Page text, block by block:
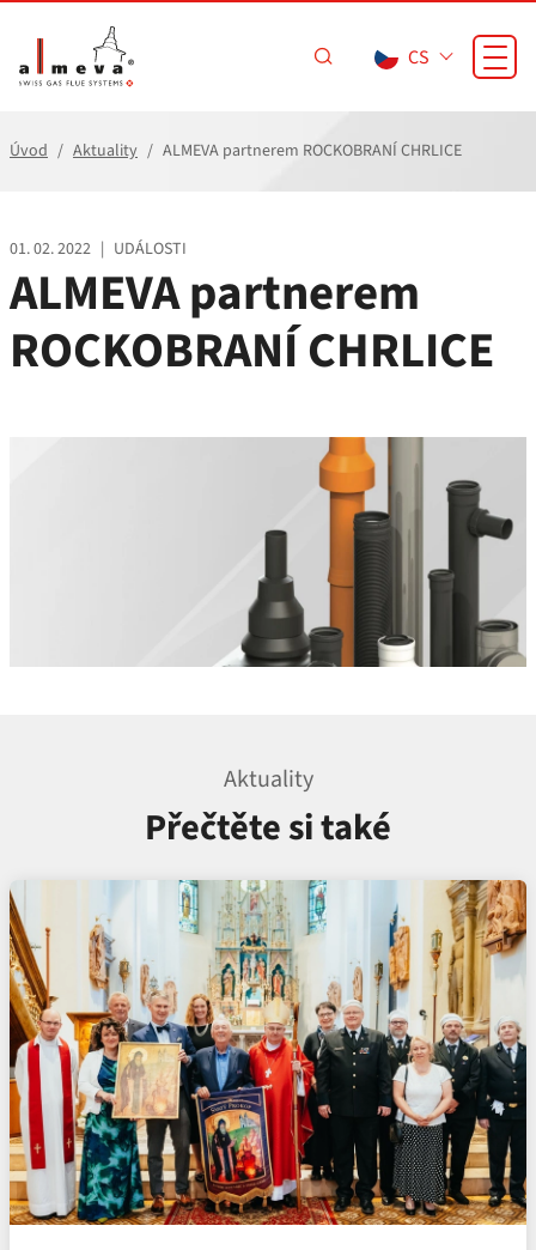
CS
Úvod Aktuality ALMEVA partnerem ROCKOBRANÍ CHRLICE
01. 02. 2022 | UDÁLOSTI
ALMEVA partnerem
ROCKOBRANÍ CHRLICE
Aktuality
Přečtěte si také